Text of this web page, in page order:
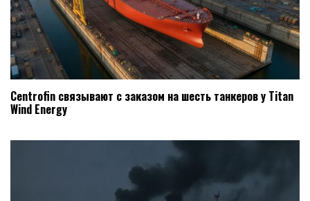
Centrofin связывают с заказом на шесть танкеров у Titan
Wind Energy